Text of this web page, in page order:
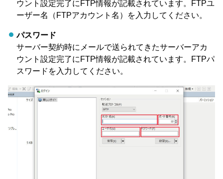
ウント設定完了にFTP情報が記載されています。FTPユ
ーザー名（FTPアカウント名）を入力してください。
パスワード
サーバー契約時にメールで送られてきたサーバーアカ
ウント設定完了にFTP情報が記載されています。FTPパ
スワードを入力してください。